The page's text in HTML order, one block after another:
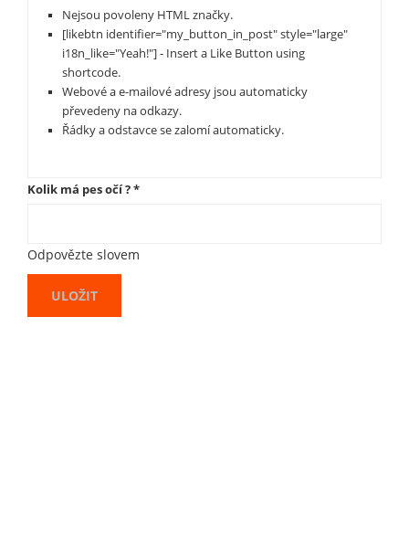
Nejsou povoleny HTML značky.
[likebtn identifier="my_button_in_post" style="large"
i18n_like="Yeah!"] - Insert a Like Button using
shortcode.
Webové a e-mailové adresy jsou automaticky
převedeny na odkazy.
Řádky a odstavce se zalomí automaticky.
Kolik má pes očí ?*
Odpovězte slovem